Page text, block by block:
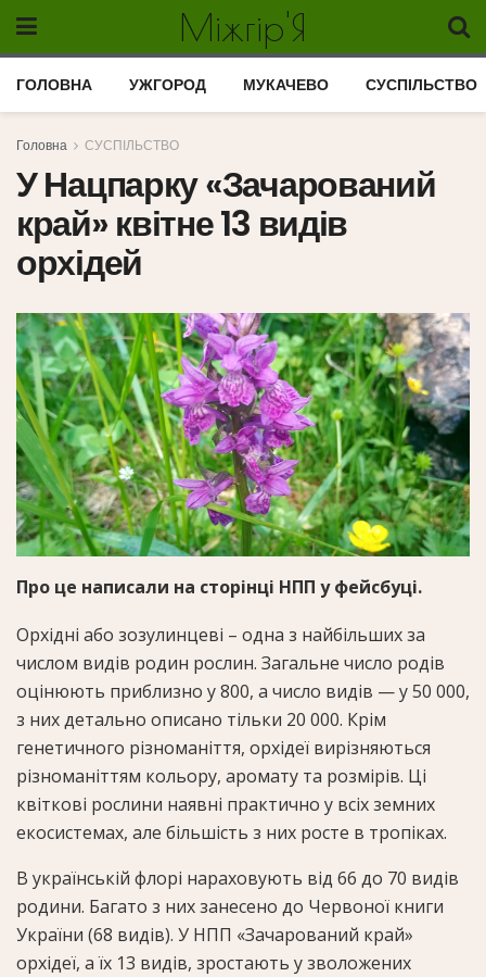
Міжгір'Я
ГОЛОВНА УЖГОРОД МУКАЧЕВО СУСПІЛЬСТВО
Головна СУСПІЛЬСТВО
У Нацпарку «Зачарований
край» квітне 13 видів
орхідей
Про це написали на сторінці НПП у фейсбуці.
Орхідні або зозулинцеві – одна з найбільших за
числом видів родин рослин. Загальне число родів
оцінюють приблизно у 800, а число видів — у 50 000,
з них детально описано тільки 20 000. Крім
генетичного різноманіття, орхідеї вирізняються
різноманіттям кольору, аромату та розмірів. Ці
квіткові рослини наявні практично у всіх земних
екосистемах, але більшість з них росте в тропіках.
В українській флорі нараховують від 66 до 70 видів
родини. Багато з них занесено до Червоної книги
України (68 видів). У НПП «Зачарований край»
орхідеї, а їх 13 видів, зростають у зволожених